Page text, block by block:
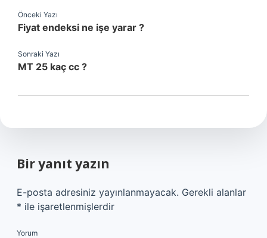
Önceki Yazı
Fiyat endeksi ne işe yarar ?
Sonraki Yazı
MT 25 kaç cc ?
Bir yanıt yazın
E-posta adresiniz yayınlanmayacak. Gerekli alanlar
* ile işaretlenmişlerdir
Yorum